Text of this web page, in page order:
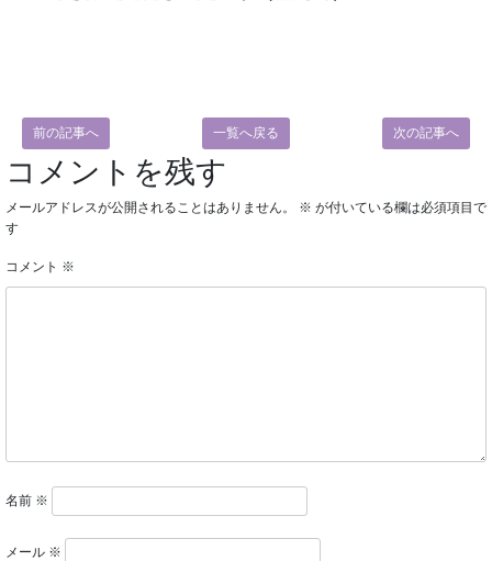
前の記事へ 一覧へ戻る 次の記事へ
コメントを残す
メールアドレスが公開されることはありません。 ※ が付いている欄は必須項目で
す
コメント ※
名前 ※
メール ※